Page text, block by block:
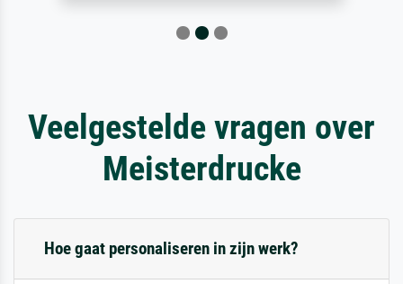
Veelgestelde vragen over
Meisterdrucke
Hoe gaat personaliseren in zijn werk?